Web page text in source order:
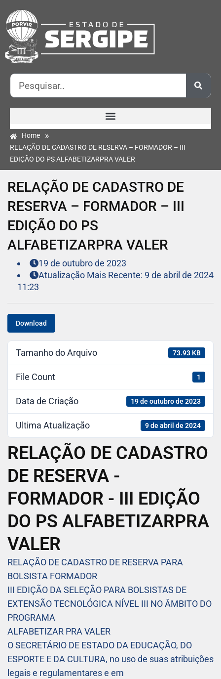
Home »
RELAÇÃO DE CADASTRO DE RESERVA – FORMADOR – III
EDIÇÃO DO PS ALFABETIZARPRA VALER
RELAÇÃO DE CADASTRO DE
RESERVA – FORMADOR – III
EDIÇÃO DO PS
ALFABETIZARPRA VALER
19 de outubro de 2023
Atualização Mais Recente: 9 de abril de 2024
11:23
Download
Tamanho do Arquivo 73.93 KB
File Count 1
Data de Criação 19 de outubro de 2023
Ultima Atualização 9 de abril de 2024
RELAÇÃO DE CADASTRO
DE RESERVA -
FORMADOR - III EDIÇÃO
DO PS ALFABETIZARPRA
VALER
RELAÇÃO DE CADASTRO DE RESERVA PARA
BOLSISTA FORMADOR
III EDIÇÃO DA SELEÇÃO PARA BOLSISTAS DE
EXTENSÃO TECNOLÓGICA NÍVEL III NO ÂMBITO DO
PROGRAMA
ALFABETIZAR PRA VALER
O SECRETÁRIO DE ESTADO DA EDUCAÇÃO, DO
ESPORTE E DA CULTURA, no uso de suas atribuições
legais e regulamentares e em